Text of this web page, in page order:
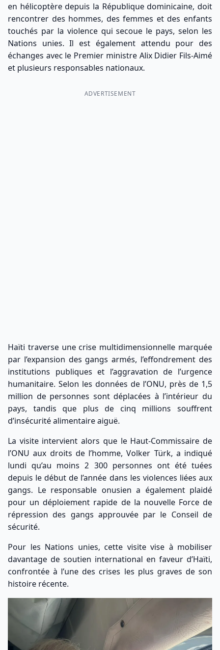
en hélicoptère depuis la République dominicaine, doit
rencontrer des hommes, des femmes et des enfants
touchés par la violence qui secoue le pays, selon les
Nations unies. Il est également attendu pour des
échanges avec le Premier ministre Alix Didier Fils-Aimé
et plusieurs responsables nationaux.
ADVERTISEMENT
Haïti traverse une crise multidimensionnelle marquée
par l’expansion des gangs armés, l’effondrement des
institutions publiques et l’aggravation de l’urgence
humanitaire. Selon les données de l’ONU, près de 1,5
million de personnes sont déplacées à l’intérieur du
pays, tandis que plus de cinq millions souffrent
d’insécurité alimentaire aiguë.
La visite intervient alors que le Haut-Commissaire de
l’ONU aux droits de l’homme, Volker Türk, a indiqué
lundi qu’au moins 2 300 personnes ont été tuées
depuis le début de l’année dans les violences liées aux
gangs. Le responsable onusien a également plaidé
pour un déploiement rapide de la nouvelle Force de
répression des gangs approuvée par le Conseil de
sécurité.
Pour les Nations unies, cette visite vise à mobiliser
davantage de soutien international en faveur d’Haïti,
confrontée à l’une des crises les plus graves de son
histoire récente.